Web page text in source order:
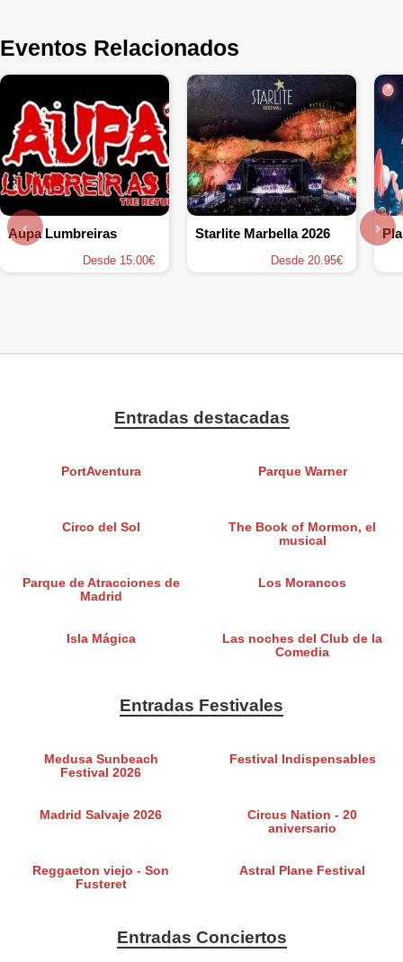
Eventos Relacionados
Aupa Lumbreiras
Desde 15.00€
Starlite Marbella 2026
Desde 20.95€
‹ ›
Entradas destacadas
PortAventura Parque Warner
Circo del Sol
The Book of Mormon, el
musical
Parque de Atracciones de
Madrid
Los Morancos
Isla Mágica
Las noches del Club de la
Comedia
Entradas Festivales
Medusa Sunbeach
Festival 2026
Festival Indispensables
Madrid Salvaje 2026
Circus Nation - 20
aniversario
Reggaeton viejo - Son
Fusteret
Astral Plane Festival
Entradas Conciertos